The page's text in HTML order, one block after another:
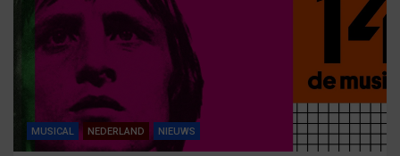
MUSICAL NEDERLAND NIEUWS